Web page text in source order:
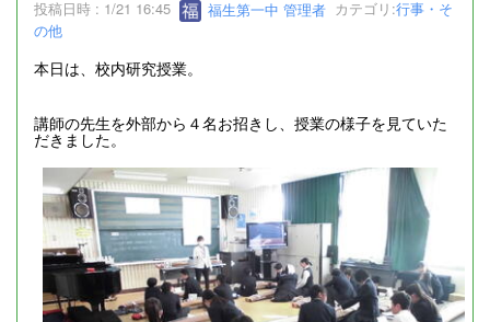
投稿日時 : 1/21 16:45 福生第一中 管理者 カテゴリ:行事・そ
の他
本日は、校内研究授業。
講師の先生を外部から４名お招きし、授業の様子を見ていた
だきました。